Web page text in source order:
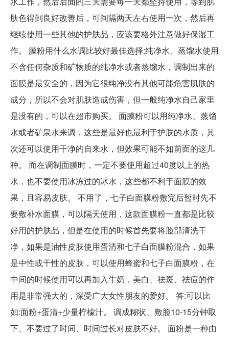
肤色得到良好改善后，可间隔两天左右使用一次，然后再
继续使用一些其他的护肤品，应该要格外注意做好保湿工
作。 膜粉用什么水调比较好最佳选择:纯净水、蒸馏水使用
不含任何杂质和矿物质的纯净水或者蒸馏水，调制出来的
面膜是最安全的，因为它很纯净没有其他可能危害肌肤的
成分，所以不会对肌肤造成伤害，但一般纯净水自己家里
是没有的，可以在超市购买。 面膜粉可以用纯净水、蒸馏
水或者矿泉水来调，这些是最好也最利于护肤的水质，其
次还可以使用干净的自来水，但效果可能不如前面的这几
种。 而在调制面膜时，一定不要使用超过40度以上的热
水，也不要使用冰冻过的冰水，这些都不利于面膜的效
果，且容易皮肤。 不用了，七子白面膜粉敷完后暂时先不
要敷补水面膜，可以隔天使用，这款面膜粉一直都是比较
好用的护肤品，但是在使用的时候首先要将脸部清洗干
净，如果是油性皮肤使用蛋清和七子白面膜粉混合，如果
是中性或干性的皮肤，可以使用蜂蜜和七子白面膜粉，在
中间的时候使用可以再加入牛奶，美白、祛斑、祛痘的作
用是非常强大的，深受广大女性朋友的爱好。 答:可以比
如:面粉+蛋清+少量柠檬汁。 调成糊状、敷脸10-15分钟取
下、不要过了时间、时间过长对皮肤不好。 面粉是一种由